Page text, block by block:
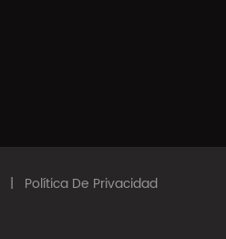
|
Política De Privacidad